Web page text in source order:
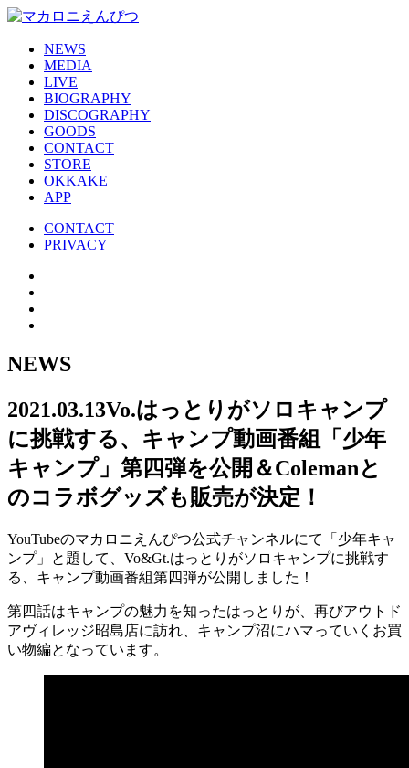
NEWS
MEDIA
LIVE
BIOGRAPHY
DISCOGRAPHY
GOODS
CONTACT
STORE
OKKAKE
APP
CONTACT
PRIVACY
NEWS
2021.03.13Vo.はっとりがソロキャンプ
に挑戦する、キャンプ動画番組「少年
キャンプ」第四弾を公開＆Colemanと
のコラボグッズも販売が決定！
YouTubeのマカロニえんぴつ公式チャンネルにて「少年キャ
ンプ」と題して、Vo&Gt.はっとりがソロキャンプに挑戦す
る、キャンプ動画番組第四弾が公開しました！
第四話はキャンプの魅力を知ったはっとりが、再びアウトド
アヴィレッジ昭島店に訪れ、キャンプ沼にハマっていくお買
い物編となっています。